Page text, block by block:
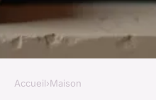
Accueil›Maison